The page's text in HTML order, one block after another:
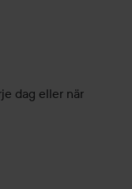
dag eller när